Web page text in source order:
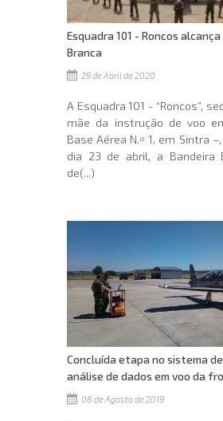
Esquadra 101 - Roncos
Branca
29 de Abril de 2020
A Esquadra 101 - “Roncos”,
mãe da instrução de voo
Base Aérea N.º 1, em Sintra
dia 23 de abril, a Bandeira
de(...)
Concluída etapa no sistema
análise de dados em voo da
08 de Agosto de 2019